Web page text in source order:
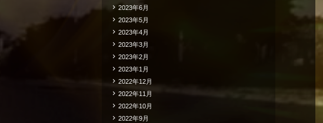
2023年6月
2023年5月
2023年4月
2023年3月
2023年2月
2023年1月
2022年12月
2022年11月
2022年10月
2022年9月